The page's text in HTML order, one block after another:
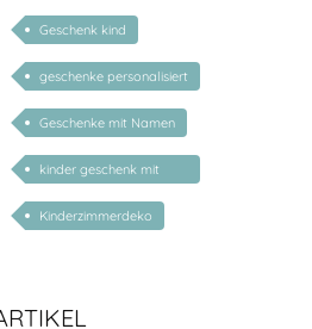
Geschenk kind
geschenke personalisiert
kinder
Geschenke mit Namen
kinder geschenk mit
namen
Kinderzimmerdeko